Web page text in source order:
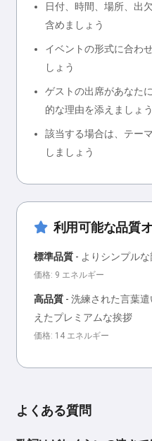
日付、時間、場所、出
含めましょう
イベントの形式に合わ
しょう
ゲストの出席があなた
的な理由を添えましょう
該当する場合は、テー
しましょう
利用可能な品質
標準品質 - よりシンプル
価格: 9 エネルギー
高品質 - 洗練された言葉
えたプレミアムな挨拶
価格: 14 エネルギー
よくある質問